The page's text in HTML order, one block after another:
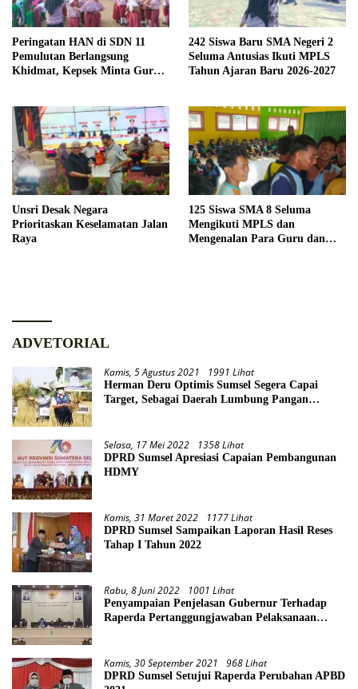
Peringatan HAN di SDN 11
Pemulutan Berlangsung
Khidmat, Kepsek Minta Guru
242 Siswa Baru SMA Negeri 2
Seluma Antusias Ikuti MPLS
Tahun Ajaran Baru 2026-2027
Unsri Desak Negara
Prioritaskan Keselamatan Jalan
Raya
125 Siswa SMA 8 Seluma
Mengikuti MPLS dan
Mengenalan Para Guru dan
ADVETORIAL
Kamis, 5 Agustus 2021 1991 Lihat
Herman Deru Optimis Sumsel Segera Capai
Target, Sebagai Daerah Lumbung Pangan
Selasa, 17 Mei 2022 1358 Lihat
DPRD Sumsel Apresiasi Capaian Pembangunan
HDMY
Kamis, 31 Maret 2022 1177 Lihat
DPRD Sumsel Sampaikan Laporan Hasil Reses
Tahap I Tahun 2022
Rabu, 8 Juni 2022 1001 Lihat
Penyampaian Penjelasan Gubernur Terhadap
Raperda Pertanggungjawaban Pelaksanaan
Kamis, 30 September 2021 968 Lihat
DPRD Sumsel Setujui Raperda Perubahan APBD